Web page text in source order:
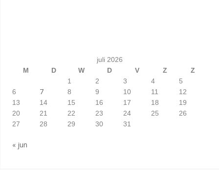
juli 2026
M
D W D V Z
Z
1
2 3 4
5
6
7 8 9 10 11
12
13
14 15 16 17 18
19
20
21 22 23 24 25
26
27
28 29 30 31
« jun